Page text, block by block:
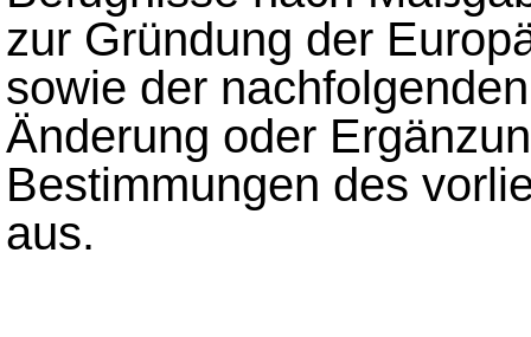
zur Gründung der
sowie der
Änderung oder
Bestimmungen des
aus.